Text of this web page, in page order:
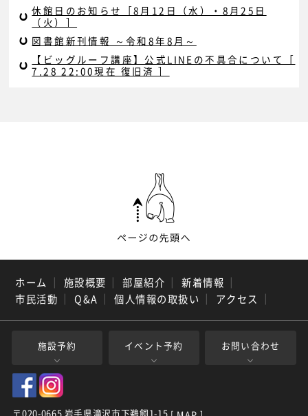
休館日のお知らせ［8月12日（水）・8月25日
（火）］
図書館新刊情報 ～令和8年8月～
【ビッグルーフ講座】公式LINEの不具合について［
7.28 22:00現在 復旧済 ］
ホーム ｜ 施設概要 ｜ 部屋紹介 ｜ 新着情報 ｜
市民活動 ｜ Q&A ｜ 個人情報の取扱い ｜ アクセス ｜
施設予約 イベント予約 お問い合わせ
〒020-0665 岩手県滝沢市下鵜飼1-15